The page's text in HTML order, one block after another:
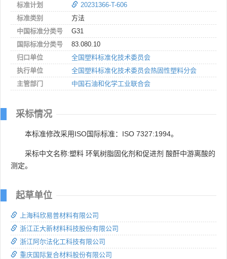
标准计划
20231366-T-606
标准类别
方法
中国标准分类号
G31
国际标准分类号
83.080.10
归口单位
全国塑料标准化技术委员会
执行单位
全国塑料标准化技术委员会热固性塑料分会
主管部门
中国石油和化学工业联合会
采标情况
本标准修改采用ISO国际标准：ISO 7327:1994。
采标中文名称:塑料 环氧树脂固化剂和促进剂 酸酐中游离酸的
测定。
起草单位
上海科欣易普材料有限公司
浙江正大新材料科技股份有限公司
浙江阿尔法化工科技有限公司
重庆国际复合材料股份有限公司